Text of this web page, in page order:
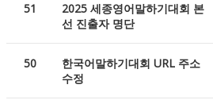
51
2025 세종영어말하기대회 본
선 진출자 명단
50
한국어말하기대회 URL 주소
수정